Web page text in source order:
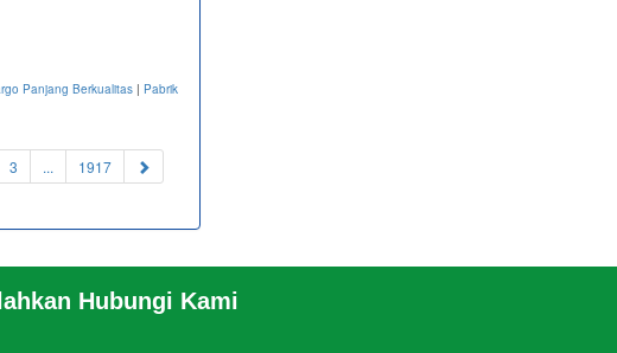
Panjang Berkualitas | Pabrik
3 ... 1917
Hubungi Kami
JEANSBRO